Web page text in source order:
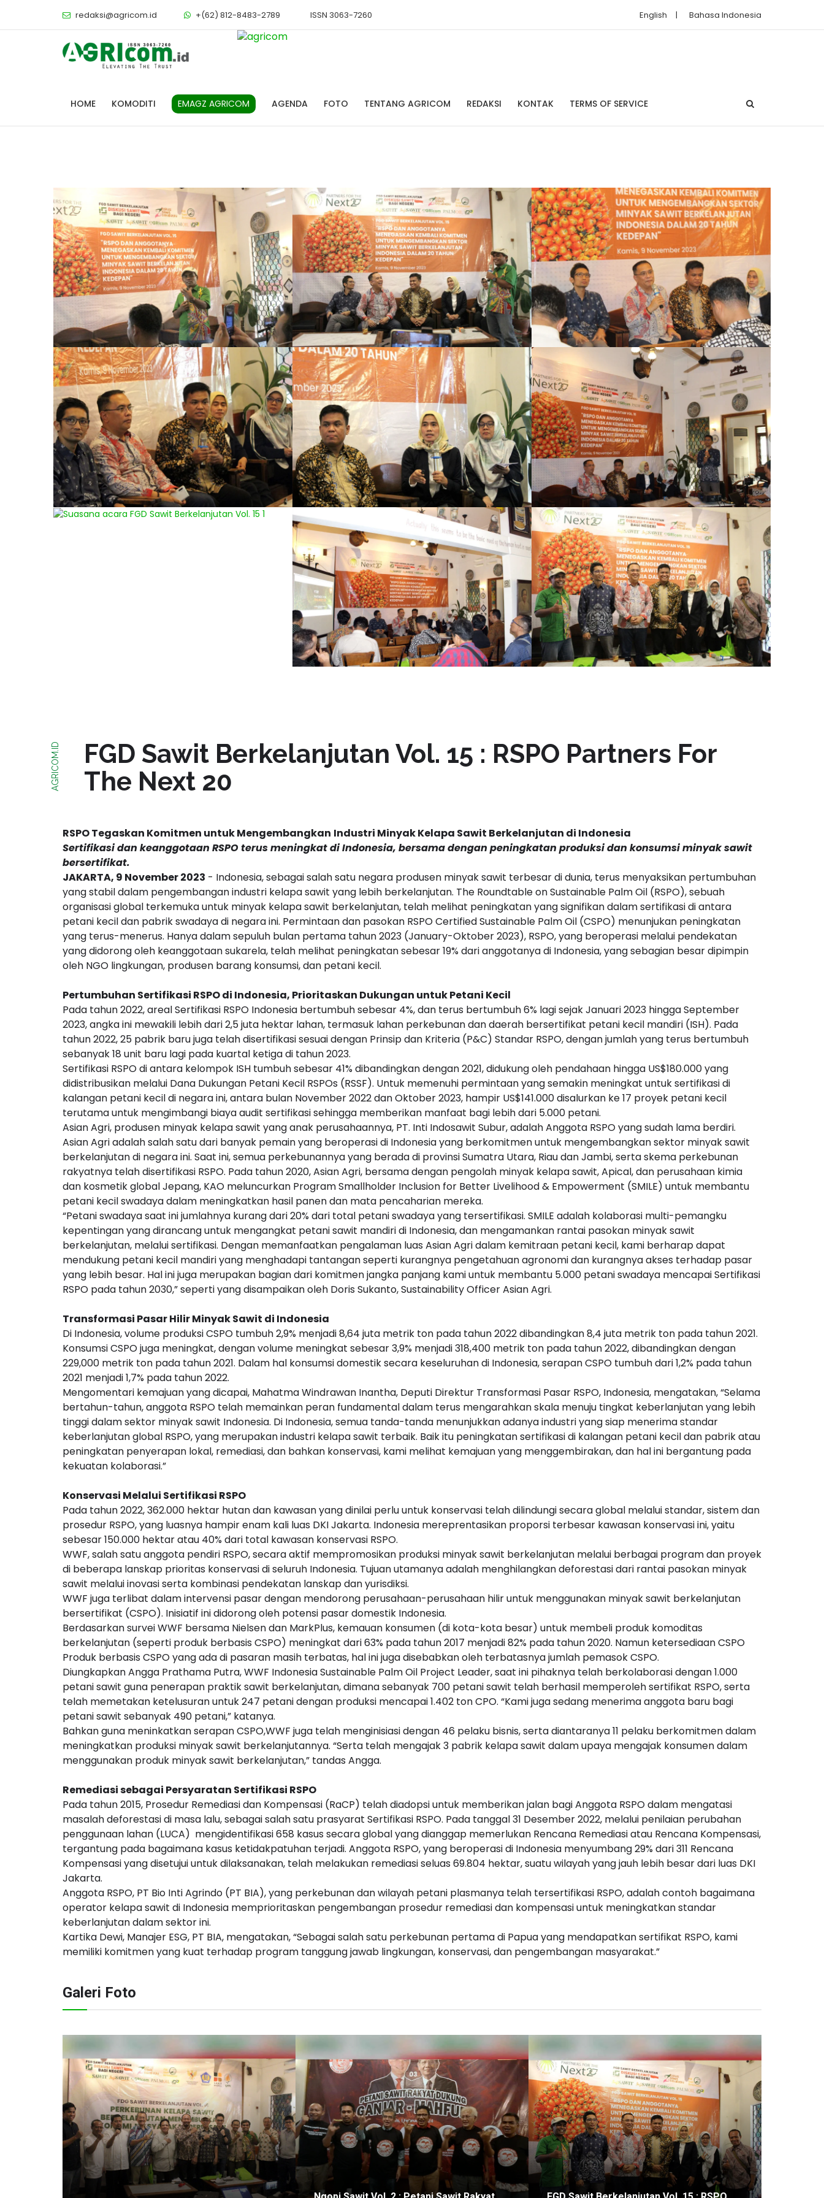
redaksi@agricom.id +(62) 812-8483-2789 ISSN 3063-7260 English | Bahasa Indonesia
HOME KOMODITI EMAGZ AGRICOM AGENDA FOTO TENTANG AGRICOM REDAKSI KONTAK TERMS OF SERVICE
AGRICOM.ID
FGD Sawit Berkelanjutan Vol. 15 : RSPO Partners For
The Next 20
RSPO Tegaskan Komitmen untuk Mengembangkan Industri Minyak Kelapa Sawit Berkelanjutan di Indonesia
Sertifikasi dan keanggotaan RSPO terus meningkat di Indonesia, bersama dengan peningkatan produksi dan konsumsi minyak sawit
bersertifikat.
JAKARTA, 9 November 2023 - Indonesia, sebagai salah satu negara produsen minyak sawit terbesar di dunia, terus menyaksikan pertumbuhan
yang stabil dalam pengembangan industri kelapa sawit yang lebih berkelanjutan. The Roundtable on Sustainable Palm Oil (RSPO), sebuah
organisasi global terkemuka untuk minyak kelapa sawit berkelanjutan, telah melihat peningkatan yang signifikan dalam sertifikasi di antara
petani kecil dan pabrik swadaya di negara ini. Permintaan dan pasokan RSPO Certified Sustainable Palm Oil (CSPO) menunjukan peningkatan
yang terus-menerus. Hanya dalam sepuluh bulan pertama tahun 2023 (January-Oktober 2023), RSPO, yang beroperasi melalui pendekatan
yang didorong oleh keanggotaan sukarela, telah melihat peningkatan sebesar 19% dari anggotanya di Indonesia, yang sebagian besar dipimpin
oleh NGO lingkungan, produsen barang konsumsi, dan petani kecil.
Pertumbuhan Sertifikasi RSPO di Indonesia, Prioritaskan Dukungan untuk Petani Kecil
Pada tahun 2022, areal Sertifikasi RSPO Indonesia bertumbuh sebesar 4%, dan terus bertumbuh 6% lagi sejak Januari 2023 hingga September
2023, angka ini mewakili lebih dari 2,5 juta hektar lahan, termasuk lahan perkebunan dan daerah bersertifikat petani kecil mandiri (ISH). Pada
tahun 2022, 25 pabrik baru juga telah disertifikasi sesuai dengan Prinsip dan Kriteria (P&C) Standar RSPO, dengan jumlah yang terus bertumbuh
sebanyak 18 unit baru lagi pada kuartal ketiga di tahun 2023.
Sertifikasi RSPO di antara kelompok ISH tumbuh sebesar 41% dibandingkan dengan 2021, didukung oleh pendahaan hingga US$180.000 yang
didistribusikan melalui Dana Dukungan Petani Kecil RSPOs (RSSF). Untuk memenuhi permintaan yang semakin meningkat untuk sertifikasi di
kalangan petani kecil di negara ini, antara bulan November 2022 dan Oktober 2023, hampir US$141.000 disalurkan ke 17 proyek petani kecil
terutama untuk mengimbangi biaya audit sertifikasi sehingga memberikan manfaat bagi lebih dari 5.000 petani.
Asian Agri, produsen minyak kelapa sawit yang anak perusahaannya, PT. Inti Indosawit Subur, adalah Anggota RSPO yang sudah lama berdiri.
Asian Agri adalah salah satu dari banyak pemain yang beroperasi di Indonesia yang berkomitmen untuk mengembangkan sektor minyak sawit
berkelanjutan di negara ini. Saat ini, semua perkebunannya yang berada di provinsi Sumatra Utara, Riau dan Jambi, serta skema perkebunan
rakyatnya telah disertifikasi RSPO. Pada tahun 2020, Asian Agri, bersama dengan pengolah minyak kelapa sawit, Apical, dan perusahaan kimia
dan kosmetik global Jepang, KAO meluncurkan Program Smallholder Inclusion for Better Livelihood & Empowerment (SMILE) untuk membantu
petani kecil swadaya dalam meningkatkan hasil panen dan mata pencaharian mereka.
“Petani swadaya saat ini jumlahnya kurang dari 20% dari total petani swadaya yang tersertifikasi. SMILE adalah kolaborasi multi-pemangku
kepentingan yang dirancang untuk mengangkat petani sawit mandiri di Indonesia, dan mengamankan rantai pasokan minyak sawit
berkelanjutan, melalui sertifikasi. Dengan memanfaatkan pengalaman luas Asian Agri dalam kemitraan petani kecil, kami berharap dapat
mendukung petani kecil mandiri yang menghadapi tantangan seperti kurangnya pengetahuan agronomi dan kurangnya akses terhadap pasar
yang lebih besar. Hal ini juga merupakan bagian dari komitmen jangka panjang kami untuk membantu 5.000 petani swadaya mencapai Sertifikasi
RSPO pada tahun 2030,” seperti yang disampaikan oleh Doris Sukanto, Sustainability Officer Asian Agri.
Transformasi Pasar Hilir Minyak Sawit di Indonesia
Di Indonesia, volume produksi CSPO tumbuh 2,9% menjadi 8,64 juta metrik ton pada tahun 2022 dibandingkan 8,4 juta metrik ton pada tahun 2021.
Konsumsi CSPO juga meningkat, dengan volume meningkat sebesar 3,9% menjadi 318,400 metrik ton pada tahun 2022, dibandingkan dengan
229,000 metrik ton pada tahun 2021. Dalam hal konsumsi domestik secara keseluruhan di Indonesia, serapan CSPO tumbuh dari 1,2% pada tahun
2021 menjadi 1,7% pada tahun 2022.
Mengomentari kemajuan yang dicapai, Mahatma Windrawan Inantha, Deputi Direktur Transformasi Pasar RSPO, Indonesia, mengatakan, “Selama
bertahun-tahun, anggota RSPO telah memainkan peran fundamental dalam terus mengarahkan skala menuju tingkat keberlanjutan yang lebih
tinggi dalam sektor minyak sawit Indonesia. Di Indonesia, semua tanda-tanda menunjukkan adanya industri yang siap menerima standar
keberlanjutan global RSPO, yang merupakan industri kelapa sawit terbaik. Baik itu peningkatan sertifikasi di kalangan petani kecil dan pabrik atau
peningkatan penyerapan lokal, remediasi, dan bahkan konservasi, kami melihat kemajuan yang menggembirakan, dan hal ini bergantung pada
kekuatan kolaborasi.”
Konservasi Melalui Sertifikasi RSPO
Pada tahun 2022, 362.000 hektar hutan dan kawasan yang dinilai perlu untuk konservasi telah dilindungi secara global melalui standar, sistem dan
prosedur RSPO, yang luasnya hampir enam kali luas DKI Jakarta. Indonesia mereprentasikan proporsi terbesar kawasan konservasi ini, yaitu
sebesar 150.000 hektar atau 40% dari total kawasan konservasi RSPO.
WWF, salah satu anggota pendiri RSPO, secara aktif mempromosikan produksi minyak sawit berkelanjutan melalui berbagai program dan proyek
di beberapa lanskap prioritas konservasi di seluruh Indonesia. Tujuan utamanya adalah menghilangkan deforestasi dari rantai pasokan minyak
sawit melalui inovasi serta kombinasi pendekatan lanskap dan yurisdiksi.
WWF juga terlibat dalam intervensi pasar dengan mendorong perusahaan-perusahaan hilir untuk menggunakan minyak sawit berkelanjutan
bersertifikat (CSPO). Inisiatif ini didorong oleh potensi pasar domestik Indonesia.
Berdasarkan survei WWF bersama Nielsen dan MarkPlus, kemauan konsumen (di kota-kota besar) untuk membeli produk komoditas
berkelanjutan (seperti produk berbasis CSPO) meningkat dari 63% pada tahun 2017 menjadi 82% pada tahun 2020. Namun ketersediaan CSPO
Produk berbasis CSPO yang ada di pasaran masih terbatas, hal ini juga disebabkan oleh terbatasnya jumlah pemasok CSPO.
Diungkapkan Angga Prathama Putra, WWF Indonesia Sustainable Palm Oil Project Leader, saat ini pihaknya telah berkolaborasi dengan 1.000
petani sawit guna penerapan praktik sawit berkelanjutan, dimana sebanyak 700 petani sawit telah berhasil memperoleh sertifikat RSPO, serta
telah memetakan ketelusuran untuk 247 petani dengan produksi mencapai 1.402 ton CPO. “Kami juga sedang menerima anggota baru bagi
petani sawit sebanyak 490 petani,” katanya.
Bahkan guna meninkatkan serapan CSPO,WWF juga telah menginisiasi dengan 46 pelaku bisnis, serta diantaranya 11 pelaku berkomitmen dalam
meningkatkan produksi minyak sawit berkelanjutannya. “Serta telah mengajak 3 pabrik kelapa sawit dalam upaya mengajak konsumen dalam
menggunakan produk minyak sawit berkelanjutan,” tandas Angga.
Remediasi sebagai Persyaratan Sertifikasi RSPO
Pada tahun 2015, Prosedur Remediasi dan Kompensasi (RaCP) telah diadopsi untuk memberikan jalan bagi Anggota RSPO dalam mengatasi
masalah deforestasi di masa lalu, sebagai salah satu prasyarat Sertifikasi RSPO. Pada tanggal 31 Desember 2022, melalui penilaian perubahan
penggunaan lahan (LUCA) mengidentifikasi 658 kasus secara global yang dianggap memerlukan Rencana Remediasi atau Rencana Kompensasi,
tergantung pada bagaimana kasus ketidakpatuhan terjadi. Anggota RSPO, yang beroperasi di Indonesia menyumbang 29% dari 311 Rencana
Kompensasi yang disetujui untuk dilaksanakan, telah melakukan remediasi seluas 69.804 hektar, suatu wilayah yang jauh lebih besar dari luas DKI
Jakarta.
Anggota RSPO, PT Bio Inti Agrindo (PT BIA), yang perkebunan dan wilayah petani plasmanya telah tersertifikasi RSPO, adalah contoh bagaimana
operator kelapa sawit di Indonesia memprioritaskan pengembangan prosedur remediasi dan kompensasi untuk meningkatkan standar
keberlanjutan dalam sektor ini.
Kartika Dewi, Manajer ESG, PT BIA, mengatakan, “Sebagai salah satu perkebunan pertama di Papua yang mendapatkan sertifikat RSPO, kami
memiliki komitmen yang kuat terhadap program tanggung jawab lingkungan, konservasi, dan pengembangan masyarakat.”
Galeri Foto